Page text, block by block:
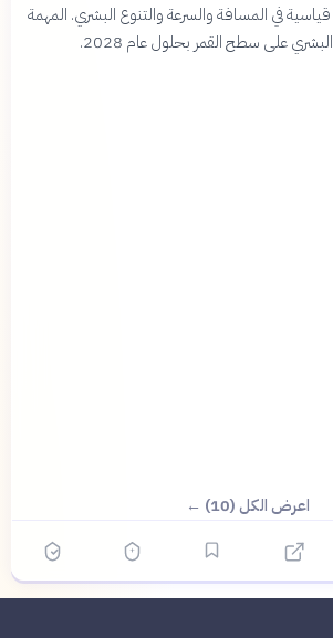
قياسية في المسافة والسرعة والتنوع البشري. المهمة
على سطح القمر بحلول عام 2028.
اعرض الكل (10) ←